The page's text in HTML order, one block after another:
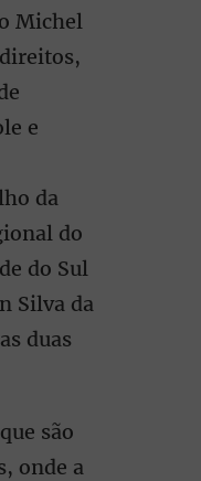
Michel
e
da
do
do Sul
Silva da
duas
são
onde a